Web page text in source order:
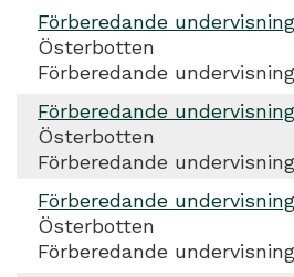
Förberedande
Österbotten
Förberedande undervisning
Förberedande
Österbotten
Förberedande undervisning
Förberedande
Österbotten
Förberedande undervisning